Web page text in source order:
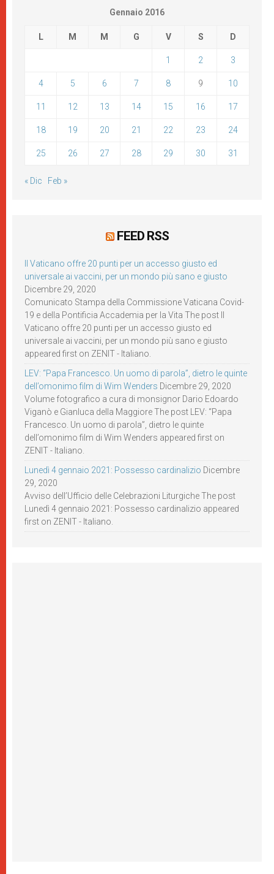
Gennaio 2016
L M M G V S D
1 2 3
4 5 6 7 8 9 10
11 12 13 14 15 16 17
18 19 20 21 22 23 24
25 26 27 28 29 30 31
« Dic Feb »
FEED RSS
Il Vaticano offre 20 punti per un accesso giusto ed
universale ai vaccini, per un mondo più sano e giusto
Dicembre 29, 2020
Comunicato Stampa della Commissione Vaticana Covid-
19 e della Pontificia Accademia per la Vita The post Il
Vaticano offre 20 punti per un accesso giusto ed
universale ai vaccini, per un mondo più sano e giusto
appeared first on ZENIT - Italiano.
LEV: “Papa Francesco. Un uomo di parola”, dietro le quinte
dell’omonimo film di Wim Wenders Dicembre 29, 2020
Volume fotografico a cura di monsignor Dario Edoardo
Viganò e Gianluca della Maggiore The post LEV: “Papa
Francesco. Un uomo di parola”, dietro le quinte
dell’omonimo film di Wim Wenders appeared first on
ZENIT - Italiano.
Lunedì 4 gennaio 2021: Possesso cardinalizio Dicembre
29, 2020
Avviso dell’Ufficio delle Celebrazioni Liturgiche The post
Lunedì 4 gennaio 2021: Possesso cardinalizio appeared
first on ZENIT - Italiano.